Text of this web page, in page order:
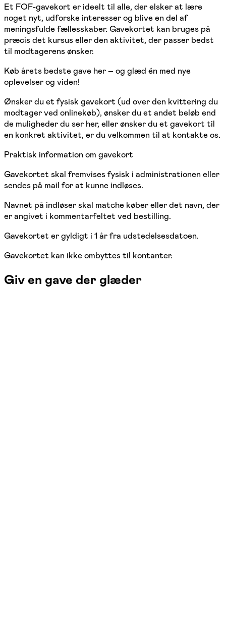
Et FOF-gavekort er ideelt til alle, der elsker at lære
noget nyt, udforske interesser og blive en del af
meningsfulde fællesskaber. Gavekortet kan bruges på
præcis det kursus eller den aktivitet, der passer bedst
til modtagerens ønsker.
Køb årets bedste gave her – og glæd én med nye
oplevelser og viden!
Ønsker du et fysisk gavekort (ud over den kvittering du
modtager ved onlinekøb), ønsker du et andet beløb end
de muligheder du ser her, eller ønsker du et gavekort til
en konkret aktivitet, er du velkommen til at kontakte os.
Praktisk information om gavekort
Gavekortet skal fremvises fysisk i administrationen eller
sendes på mail for at kunne indløses.
Navnet på indløser skal matche køber eller det navn, der
er angivet i kommentarfeltet ved bestilling.
Gavekortet er gyldigt i 1 år fra udstedelsesdatoen.
Gavekortet kan ikke ombyttes til kontanter.
Giv en gave der glæder